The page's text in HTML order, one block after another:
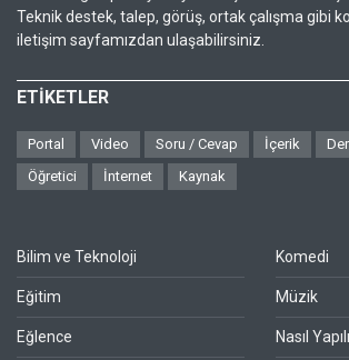
Teknik destek, talep, görüş, ortak çalışma gibi
iletişim sayfamızdan ulaşabilirsiniz.
ETİKETLER
Portal Video Soru / Cevap İçerik
Öğretici
İnternet Kaynak
Bilim ve Teknoloji
Eğitim
Eğlence
Komedi
Müzik
Nasıl